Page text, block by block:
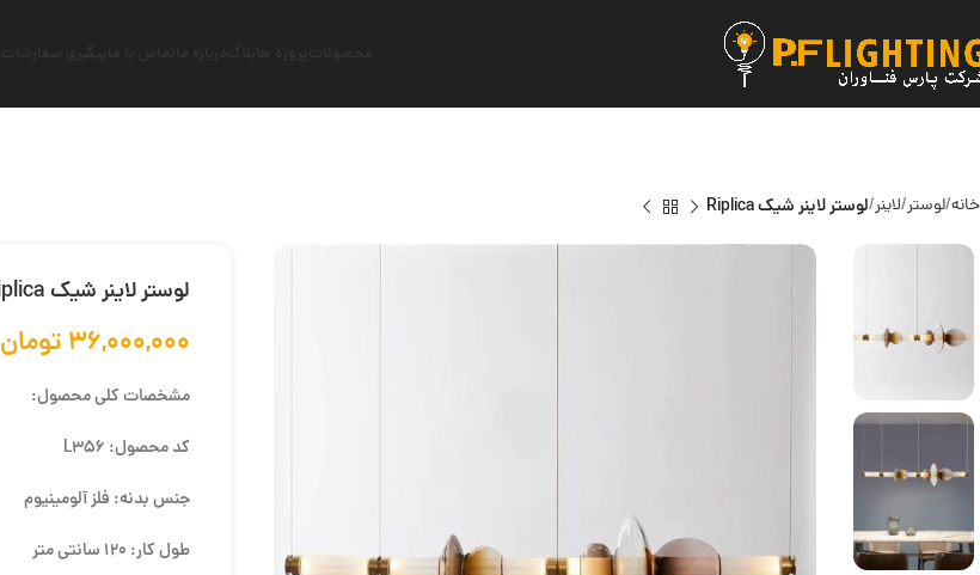
خانه لوستر لاینر لوستر لاینر شیک Riplica
لوستر لاینر شیک Riplica
۳۶,۰۰۰,۰۰۰ تومان
مشخصات کلی محصول:
کد محصول: L356
جنس بدنه: فلز آلومینیوم
طول کار: 120 سانتی متر